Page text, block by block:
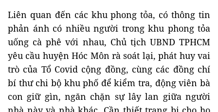
Liên quan đến các khu phong tỏa, có thông tin
phản ánh có nhiều người trong khu phong tỏa
uống cà phê với nhau, Chủ tịch UBND TPHCM
yêu cầu huyện Hóc Môn rà soát lại, phát huy vai
trò của Tổ Covid cộng đồng, cùng các đồng chí
bí thư chi bộ khu phố để kiểm tra, động viên bà
con giữ gìn, ngăn chặn sự lây lan giữa người